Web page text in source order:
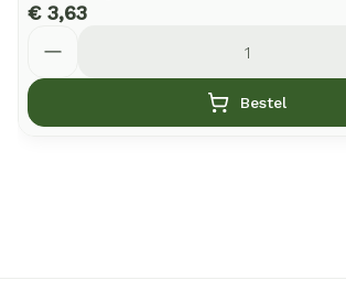
€ 3,63
Bestel